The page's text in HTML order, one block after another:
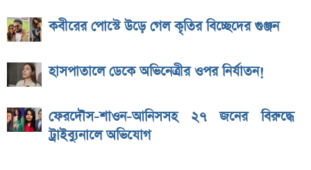
কবীরের পোস্টে উড়ে গেল কৃতির বিচ্ছেদের গুঞ্জন
হাসপাতালে ডেকে অভিনেত্রীর ওপর নির্যাতন!
ফেরদৌস-শাওন-আনিসসহ ২৭ জনের বিরুদ্ধে
ট্রাইব্যুনালে অভিযোগ